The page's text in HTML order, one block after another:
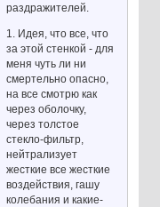
раздражителей.
1. Идея, что все, что
за этой стенкой - для
меня чуть ли ни
смертельно опасно,
на все смотрю как
через оболочку,
через толстое
стекло-фильтр,
нейтрализует
жесткие все жесткие
воздействия, гашу
колебания и какие-